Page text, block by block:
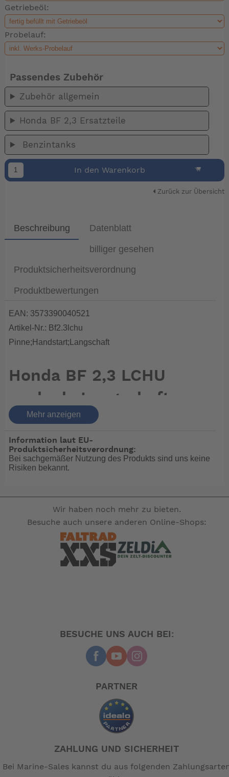
Getriebeöl:
Probelauf:
Passendes Zubehör
Zubehör allgemein
Honda BF 2,3 Ersatzteile
Benzintanks
In den Warenkorb
Zurück zur Übersicht
Beschreibung Datenblatt
billiger gesehen
Produktsicherheitsverordnung
Produktbewertungen
EAN: 3573390040521
Artikel-Nr.: Bf2.3lchu
Pinne;Handstart;Langschaft
Honda BF 2,3 LCHU
auch als Langschaft
mit erhöhter
Reichweite.
Mit seinem geringen Gewicht ist der Honda BF2.3 auch
für kleinere Segelboote ideal. Die Bedienung ist im
Genial einfach - einfach genial
Honda hat den BF2.3 mit einem optimalen Vergaser
ausgestattet, was ihn bei gleichbleibend niedrigem
Gewicht leistungsstärker macht. Der BF2.3 kann sogar
Problemlos navigieren
mit Drehgaspinne und integrierter Fliehkraftkupplung -
dabei jedes Mal den Motor abzustellen. Mit der
Drehgaspinne können Sie präzise dosiert
beschleunigen oder aufstoppen.
Rundum der leichteste
Der BF2.3 ist der leichteste 4-Takt-Außenborder am
Mehr anzeigen
Information laut EU-
Produktsicherheitsverordnung:
Bei sachgemäßer Nutzung des Produkts sind uns keine
Risiken bekannt.
Wir haben noch mehr zu bieten.
Besuche auch unsere anderen Online-Shops:
BESUCHE UNS AUCH BEI:
PARTNER
ZAHLUNG UND SICHERHEIT
Bei Marine-Sales kannst du aus folgenden